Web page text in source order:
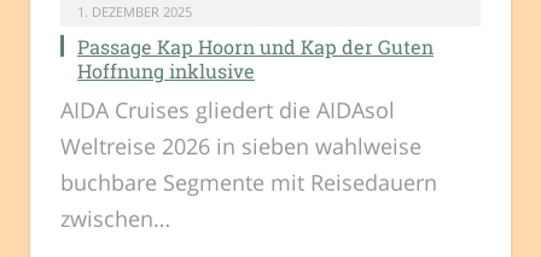
1. DEZEMBER 2025
Passage Kap Hoorn und Kap der Guten
Hoffnung inklusive
AIDA Cruises gliedert die AIDAsol
Weltreise 2026 in sieben wahlweise
buchbare Segmente mit Reisedauern
zwischen…